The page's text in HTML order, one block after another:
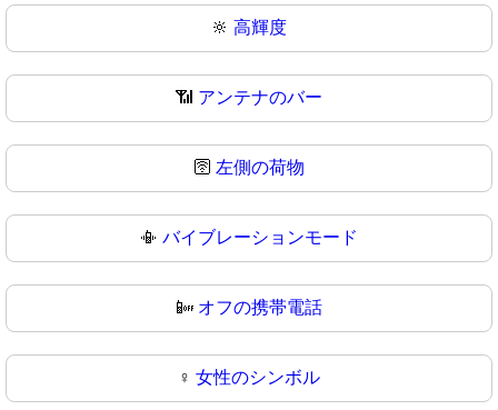
🔆 高輝度
📶 アンテナのバー
🛜 左側の荷物
📳 バイブレーションモード
📴 オフの携帯電話
♀️ 女性のシンボル